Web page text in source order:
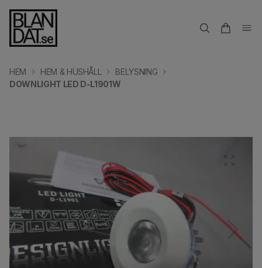
HEM HEM & HUSHÅLL
BELYSNING
DOWNLIGHT LED D-L1901W